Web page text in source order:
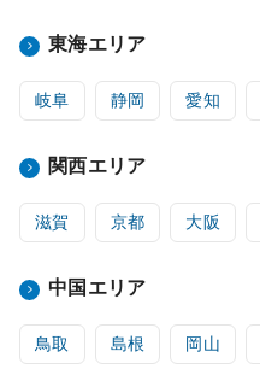
東海エリア
岐阜 静岡 愛知
関西エリア
滋賀 京都 大阪
中国エリア
鳥取 島根 岡山